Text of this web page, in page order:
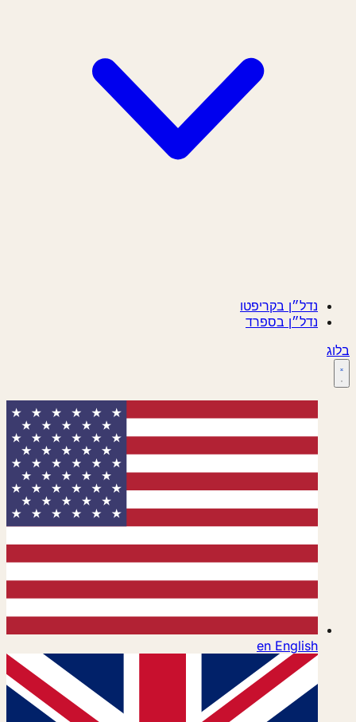
נדל״ן בקריפטו
נדל״ן בספרד
enEnglish